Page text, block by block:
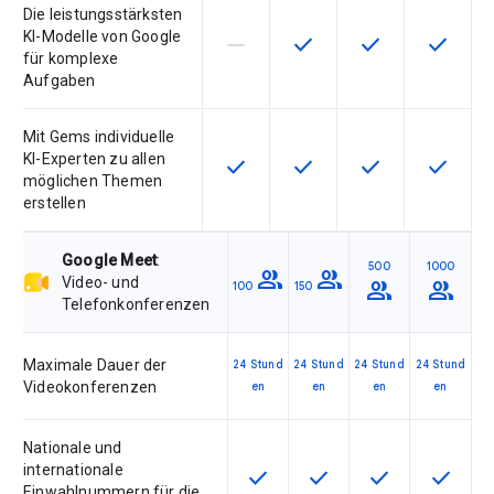
Die leistungsstärksten
KI-Modelle von Google
für komplexe
Aufgaben
Diese Funktion ist für die
horizontal_rule Diese Funktion ist für die
check Diese Funktion
check Diese
check
Mit Gems individuelle
KI-Experten zu allen
möglichen Themen
erstellen
Diese Funktion ist für die
check Diese Funktion ist für die
check Diese Funktion
check Diese
check
Google Meet:
Video- und
Telefonkonferenzen
100 group 150 group 500
group
1000
group
Maximale Dauer der
Videokonferenzen
24 Stund
en
24 Stund
en
24 Stund
en
24 Stund
en
Nationale und
internationale
Diese Funktion ist für die
check Diese Funktion ist für
check Diese Funktion
check Diese
check